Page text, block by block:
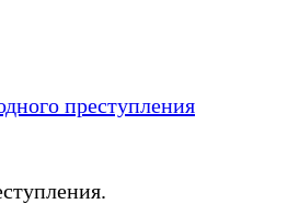
преступления